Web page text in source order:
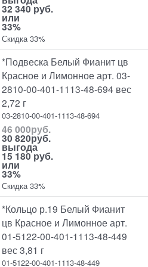
32 340 руб.
или
33%
Скидка 33%
*Подвеска Белый Фианит цв
Красное и Лимонное арт. 03-
2810-00-401-1113-48-694 вес
2,72 г
03-2810-00-401-1113-48-694
46 000руб.
30 820руб.
выгода
15 180 руб.
или
33%
Скидка 33%
*Кольцо р.19 Белый Фианит
цв Красное и Лимонное арт.
01-5122-00-401-1113-48-449
вес 3,81 г
01-5122-00-401-1113-48-449